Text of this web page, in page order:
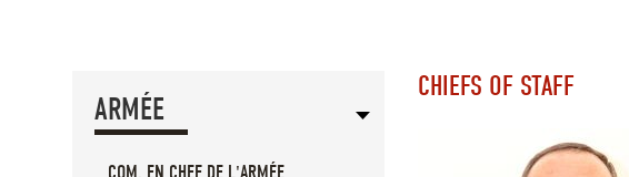
ARMÉE
CHIEFS OF STAFF